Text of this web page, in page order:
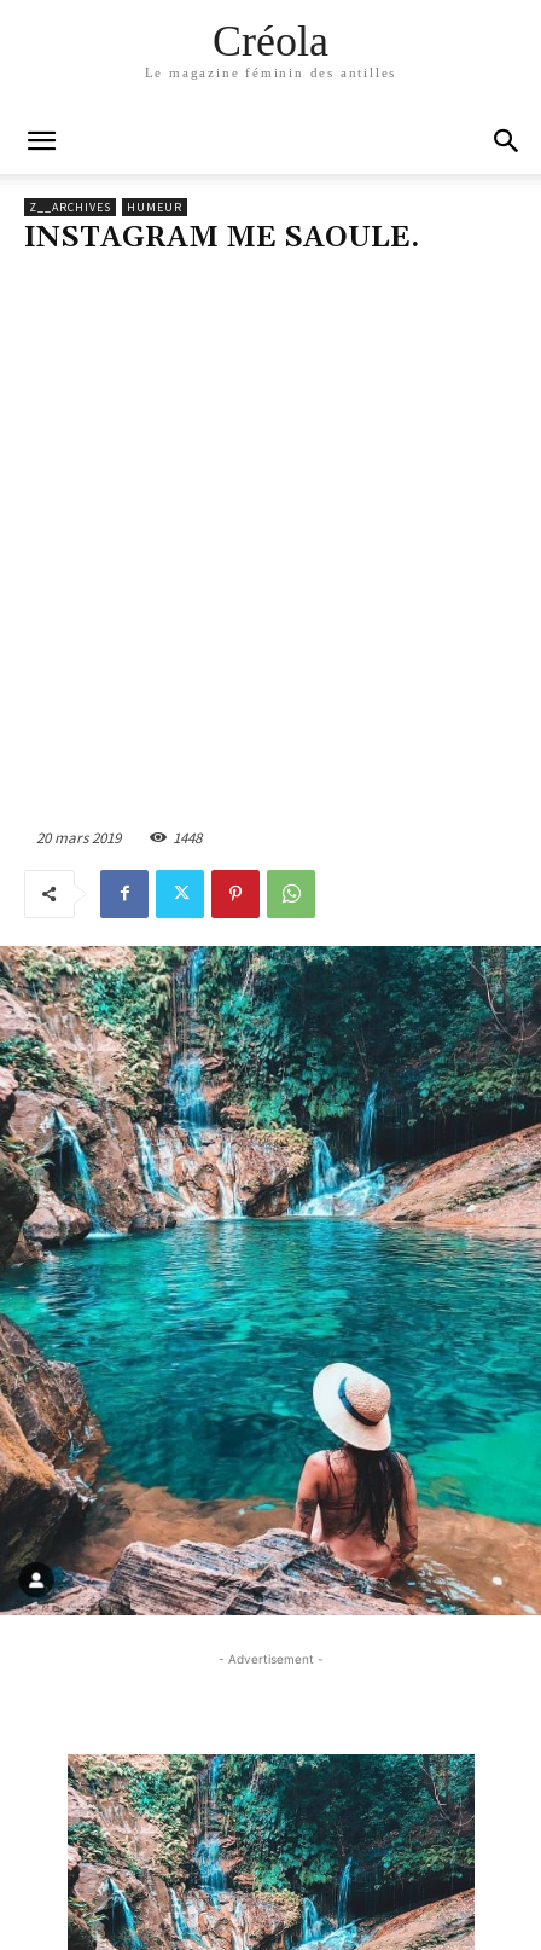
Créola
Le magazine féminin des antilles
Z__ARCHIVES HUMEUR
INSTAGRAM ME SAOULE.
20 mars 2019 1448
- Advertisement -